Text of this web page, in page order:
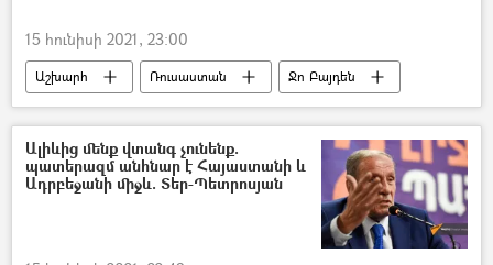
15 հունիսի 2021, 23:00
Աշխարհ Ռուսաստան
Ջո Բայդեն
Վլադիմիր Պուտին
Ժնև
Ալիևից մենք վտանգ չունենք.
պատերազմ անհնար է Հայաստանի և
Ադրբեջանի միջև. Տեր-Պետրոսյան